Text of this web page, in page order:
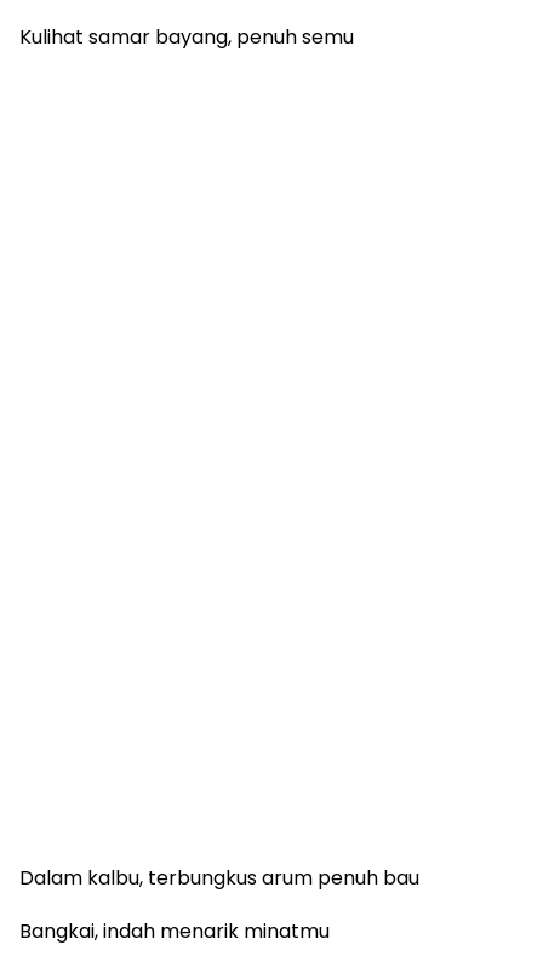
Kulihat samar bayang, penuh semu
Dalam kalbu, terbungkus arum penuh bau
Bangkai, indah menarik minatmu